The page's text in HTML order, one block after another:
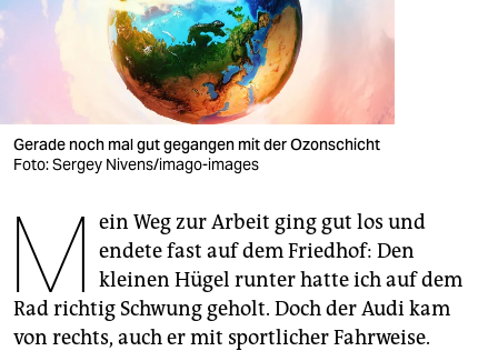
verlag
verlag
veranstaltungen
shop
unterstützen
genossenschaft
Gerade noch mal gut gegangen mit der Ozonschicht
Foto: Sergey Nivens/imago-images
M ein Weg zur Arbeit ging gut los und
endete fast auf dem Friedhof: Den
kleinen Hügel runter hatte ich auf dem
Rad richtig Schwung geholt. Doch der Audi kam
von rechts, auch er mit sportlicher Fahrweise.